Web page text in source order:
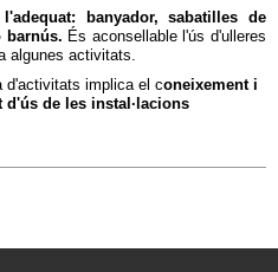
banyador, sabatilles de
barnús. És aconsellable l'ús d'ulleres
algunes activitats.
d'activitats implica el coneixement i
d'ús de les instal·lacions